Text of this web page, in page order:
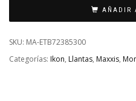
26X2.20
/
PLEGABLE
AÑADIR
SKU: MA-ETB72385300
Categorías: Ikon, Llantas, Maxxis,